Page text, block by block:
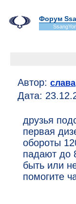
Форум
Автор: слава
Дата:
друзья
первая
обороты
падают до
быть или
помогите